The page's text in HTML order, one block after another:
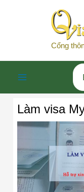
Cổng
Menu
Làm visa